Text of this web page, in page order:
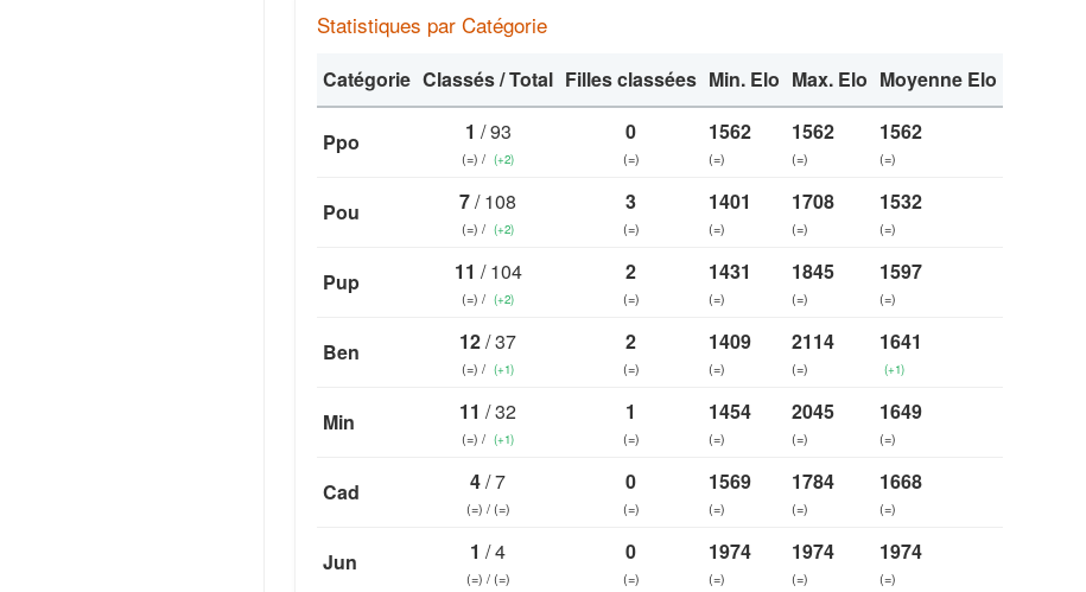
Statistiques par Catégorie
Catégorie Classés / Total Filles classées Min. Elo Max. Elo Moyenne Elo
Ppo 1 / 93
(=) / (+2)
0
(=)
1562
(=)
1562
(=)
1562
(=)
Pou 7/ 108
(=) / (+2)
3
(=)
1401
(=)
1708
(=)
1532
(=)
Pup 11 / 104
(=) / (+2)
2
(=)
1431
(=)
1845
(=)
1597
(=)
Ben 12/ 37
(=) / (+1)
2
(=)
1409
(=)
2114
(=)
1641
(+1)
Min 11 / 32
(=) / (+1)
1
(=)
1454
(=)
2045
(=)
1649
(=)
Cad 4/ 7
(=) / (=)
0
(=)
1569
(=)
1784
(=)
1668
(=)
Jun 1 / 4
(=) / (=)
0
(=)
1974
(=)
1974
(=)
1974
(=)